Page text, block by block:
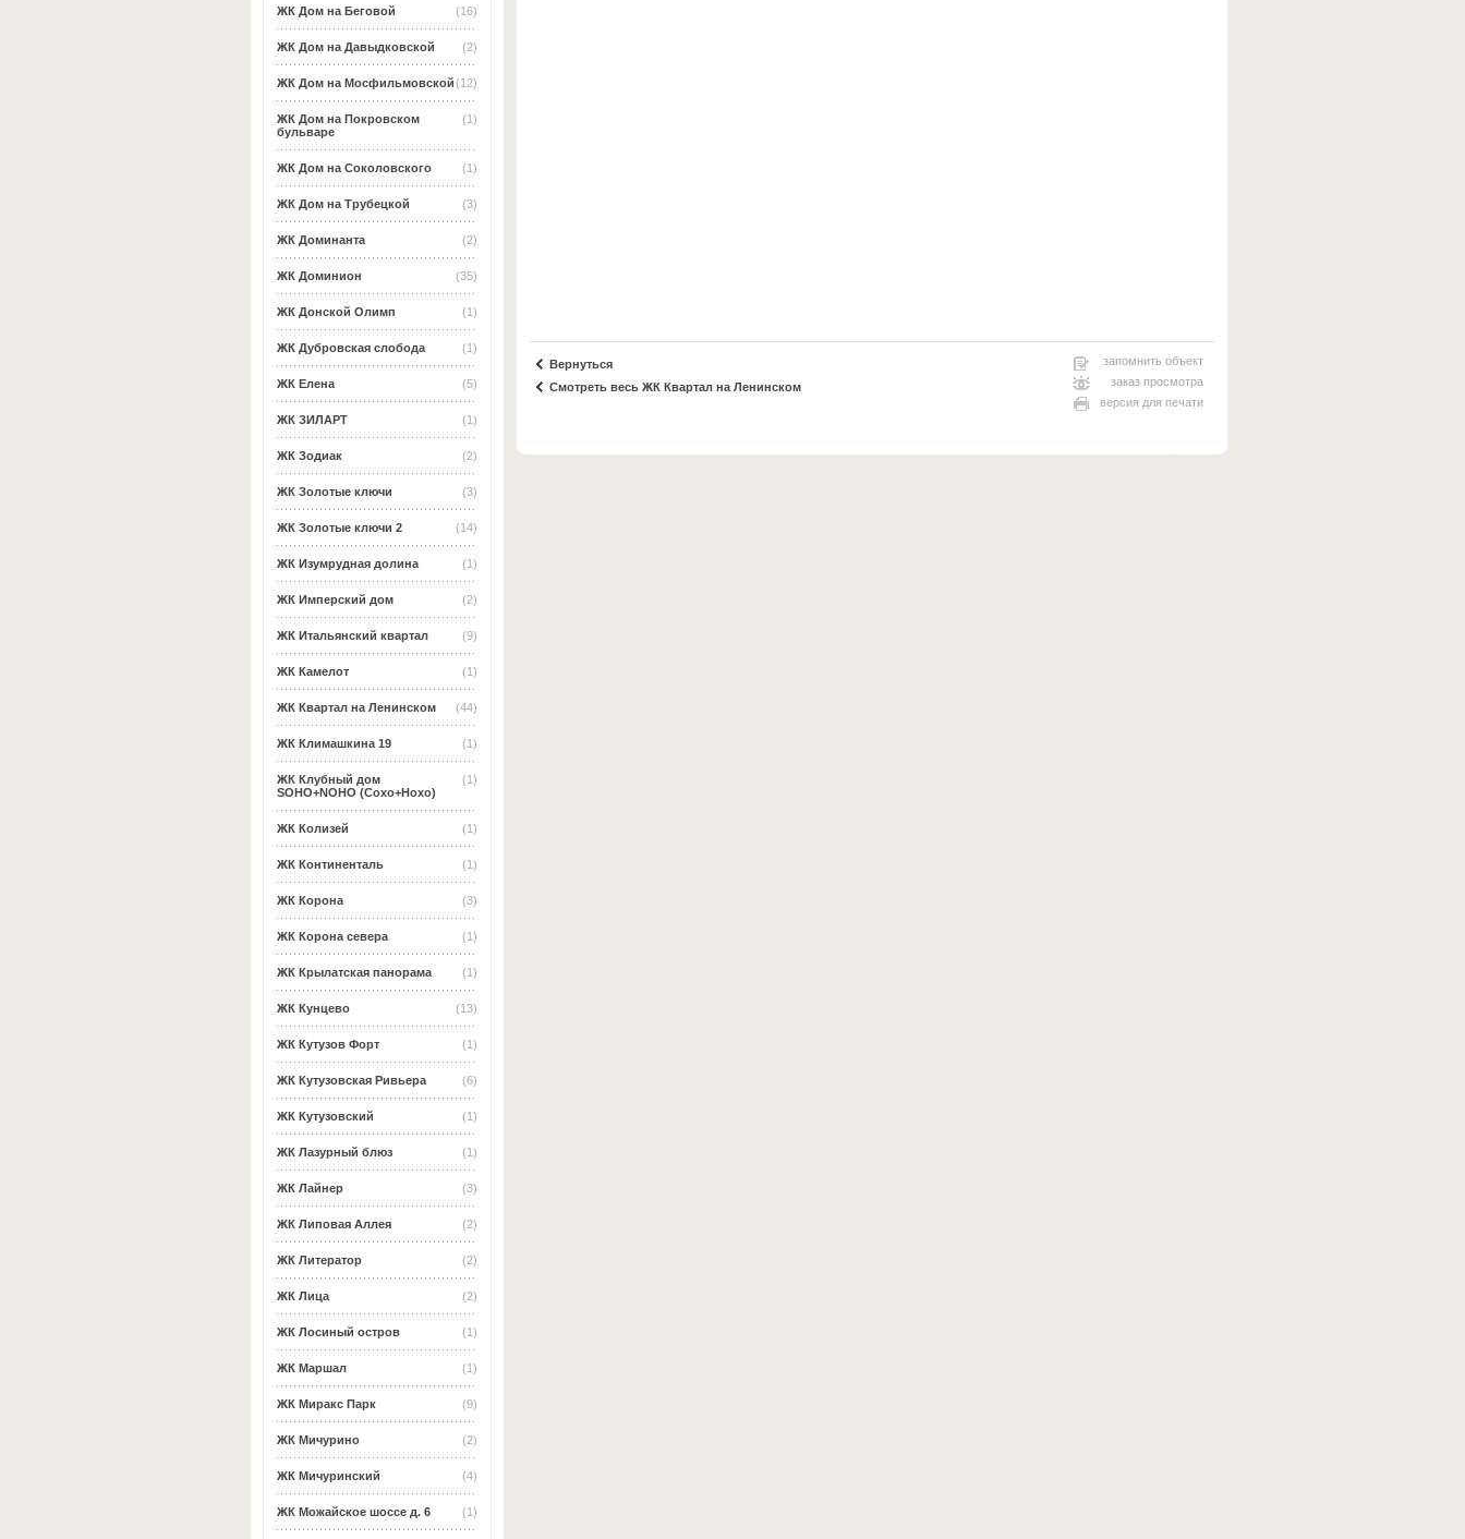
(16)
ЖК Дом на Беговой
(2)
ЖК Дом на Давыдковской
(12)
ЖК Дом на Мосфильмовской
(1)
ЖК Дом на Покровском
бульваре
(1)
ЖК Дом на Соколовского
(3)
ЖК Дом на Трубецкой
(2)
ЖК Доминанта
(35)
ЖК Доминион
(1)
ЖК Донской Олимп
(1)
ЖК Дубровская слобода
(5)
ЖК Елена
(1)
ЖК ЗИЛАРТ
(2)
ЖК Зодиак
(3)
ЖК Золотые ключи
(14)
ЖК Золотые ключи 2
(1)
ЖК Изумрудная долина
(2)
ЖК Имперский дом
(9)
ЖК Итальянский квартал
(1)
ЖК Камелот
(44)
ЖК Квартал на Ленинском
(1)
ЖК Климашкина 19
(1)
ЖК Клубный дом
SOHO+NOHO (Сохо+Нохо)
(1)
ЖК Колизей
(1)
ЖК Континенталь
(3)
ЖК Корона
(1)
ЖК Корона севера
(1)
ЖК Крылатская панорама
(13)
ЖК Кунцево
(1)
ЖК Кутузов Форт
(6)
ЖК Кутузовская Ривьера
(1)
ЖК Кутузовский
(1)
ЖК Лазурный блюз
(3)
ЖК Лайнер
(2)
ЖК Липовая Аллея
(2)
ЖК Литератор
(2)
ЖК Лица
(1)
ЖК Лосиный остров
(1)
ЖК Маршал
(9)
ЖК Миракс Парк
(2)
ЖК Мичурино
(4)
ЖК Мичуринский
(1)
ЖК Можайское шоссе д. 6
Вернуться
Смотреть весь ЖК Квартал на Ленинском
запомнить объект
заказ просмотра
версия для печати